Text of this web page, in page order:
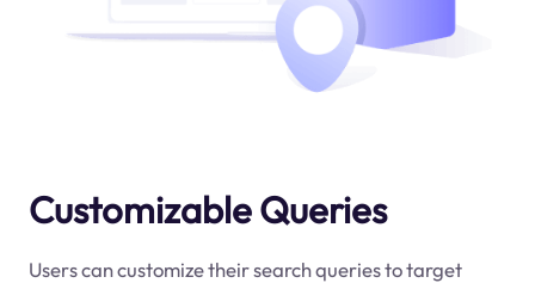
Customizable Queries
Users can customize their search queries to target